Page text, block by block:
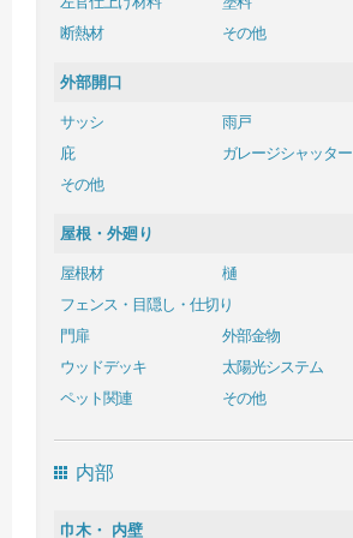
断熱材
その他
外部開口
サッシ
雨戸
庇
ガレージシャッター
その他
屋根・外廻り
屋根材
樋
フェンス・目隠し・仕切り
門扉
外部金物
ウッドデッキ
太陽光システム
ペット関連
その他
内部
巾木・ 内壁